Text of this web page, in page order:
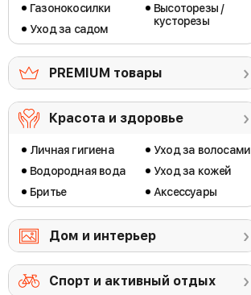
Газонокосилки
Уход за садом
Высоторезы /
кусторезы
PREMIUM товары
Красота и здоровье
Личная гигиена
Водородная вода
Бритье
Уход за волосами
Уход за кожей
Аксессуары
Дом и интерьер
Спорт и активный отдых